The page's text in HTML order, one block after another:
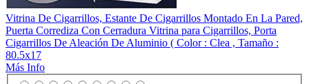
Vitrina De Cigarrillos, Estante De Cigarrillos Montado En La Pared,
Puerta Corrediza Con Cerradura Vitrina para Cigarrillos, Porta
Cigarrillos De Aleación De Aluminio ( Color : Clea , Tamaño :
80.5x17
Más Info